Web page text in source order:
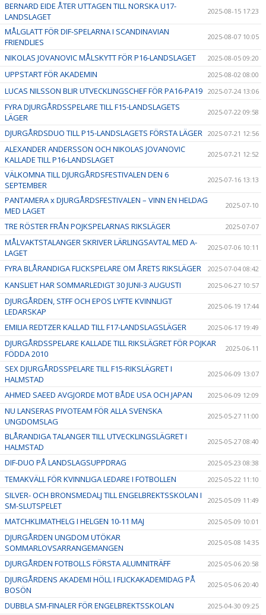
BERNARD EIDE ÅTER UTTAGEN TILL NORSKA U17-
LANDSLAGET
2025-08-15 17:23
MÅLGLATT FÖR DIF-SPELARNA I SCANDINAVIAN
FRIENDLIES
2025-08-07 10:05
NIKOLAS JOVANOVIC MÅLSKYTT FÖR P16-LANDSLAGET 2025-08-05 09:20
UPPSTART FÖR AKADEMIN 2025-08-02 08:00
LUCAS NILSSON BLIR UTVECKLINGSCHEF FÖR PA16-PA19 2025-07-24 13:06
FYRA DJURGÅRDSSPELARE TILL F15-LANDSLAGETS
LÄGER
2025-07-22 09:58
DJURGÅRDSDUO TILL P15-LANDSLAGETS FÖRSTA LÄGER 2025-07-21 12:56
ALEXANDER ANDERSSON OCH NIKOLAS JOVANOVIC
KALLADE TILL P16-LANDSLAGET
2025-07-21 12:52
VÄLKOMNA TILL DJURGÅRDSFESTIVALEN DEN 6
SEPTEMBER
2025-07-16 13:13
PANTAMERA x DJURGÅRDSFESTIVALEN – VINN EN HELDAG
MED LAGET
2025-07-10
TRE RÖSTER FRÅN POJKSPELARNAS RIKSLÄGER 2025-07-07
MÅLVAKTSTALANGER SKRIVER LÄRLINGSAVTAL MED A-
LAGET
2025-07-06 10:11
FYRA BLÅRANDIGA FLICKSPELARE OM ÅRETS RIKSLÄGER 2025-07-04 08:42
KANSLIET HAR SOMMARLEDIGT 30 JUNI-3 AUGUSTI 2025-06-27 10:57
DJURGÅRDEN, STFF OCH EPOS LYFTE KVINNLIGT
LEDARSKAP
2025-06-19 17:44
EMILIA REDTZER KALLAD TILL F17-LANDSLAGSLÄGER 2025-06-17 19:49
DJURGÅRDSSPELARE KALLADE TILL RIKSLÄGRET FÖR POJKAR
FÖDDA 2010
2025-06-11
SEX DJURGÅRDSSPELARE TILL F15-RIKSLÄGRET I
HALMSTAD
2025-06-09 13:07
AHMED SAEED AVGJORDE MOT BÅDE USA OCH JAPAN 2025-06-09 12:09
NU LANSERAS PIVOTEAM FÖR ALLA SVENSKA
UNGDOMSLAG
2025-05-27 11:00
BLÅRANDIGA TALANGER TILL UTVECKLINGSLÄGRET I
HALMSTAD
2025-05-27 08:40
DIF-DUO PÅ LANDSLAGSUPPDRAG 2025-05-23 08:38
TEMAKVÄLL FÖR KVINNLIGA LEDARE I FOTBOLLEN 2025-05-22 11:10
SILVER- OCH BRONSMEDALJ TILL ENGELBREKTSSKOLAN I
SM-SLUTSPELET
2025-05-09 11:49
MATCHKLIMATHELG I HELGEN 10-11 MAJ 2025-05-09 10:01
DJURGÅRDEN UNGDOM UTÖKAR
SOMMARLOVSARRANGEMANGEN
2025-05-08 14:35
DJURGÅRDEN FOTBOLLS FÖRSTA ALUMNITRÄFF 2025-05-06 20:58
DJURGÅRDENS AKADEMI HÖLL I FLICKAKADEMIDAG PÅ
BOSÖN
2025-05-06 20:40
DUBBLA SM-FINALER FÖR ENGELBREKTSSKOLAN 2025-04-30 09:25